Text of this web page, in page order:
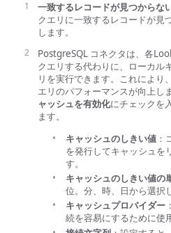
一致するレコードが見つからな
クエリに一致するレコードが見
します。
PostgreSQL コネクタは、各
クエリする代わりに、ローカル
リを実行できます。これにより
エリのパフォーマンスが向上し
ャッシュを有効化にチェックを
ます。
キャッシュのしきい値 ：
を発行してキャッシュを
す。
キャッシュのしきい値の
位。分、時、日から選択
キャッシュプロバイダー
続を容易にするために使